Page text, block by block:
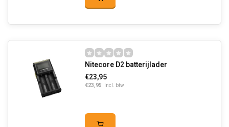
Nitecore D2 batterijlader
€23,95
€23,95 Incl. btw